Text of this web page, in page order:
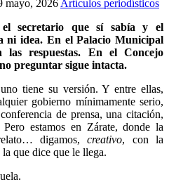
mayo, 2026 Artículos periodísticos
el secretario que sí sabía y el
ni idea. En el Palacio Municipal
respuestas. En el Concejo
preguntar sigue intacta.
tiene su versión. Y entre ellas,
gobierno mínimamente serio,
de prensa, una citación,
estamos en Zárate, donde la
digamos,creativo, con la
que dice que le llega.